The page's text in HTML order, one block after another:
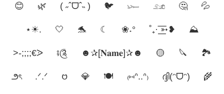
😊 🌿 ( ˶ˆᗜˆ˵ ) 🐦 𓆱 𓃭 🤔 💦
⋆☀︎. 🤍 🐬 ☾ ❀˖° ˚₊· ͟͟͞͞➳❥ ⛰️
>-;;⁠;⁠;€ᐷ ⨾༊󠀺 ☻︎✰[𝐍𝐚𝐦𝐞]✰☻︎ 🟡 🔪 🏞️
౨ৎ .ᐟ.ᐟ 𑄝 💎 🍽️ ₍⑅ᐢ..ᐢ₎ ദ്ദി(ᵔᗜᵔ) 🌾